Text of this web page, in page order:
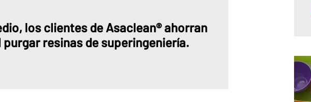
los clientes de Asaclean® ahorran
purgar resinas de superingeniería.